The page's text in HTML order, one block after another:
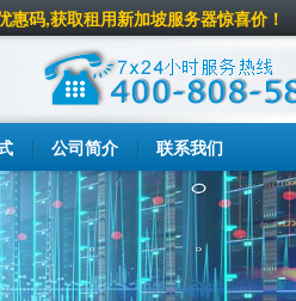
惠码,获取租用新加坡服务器惊喜价！
公司简介 联系我们